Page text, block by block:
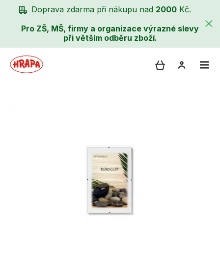
Doprava zdarma při nákupu nad 2000 Kč.
Pro ZŠ, MŠ, firmy a organizace výrazné slevy
při větším odběru zboží.